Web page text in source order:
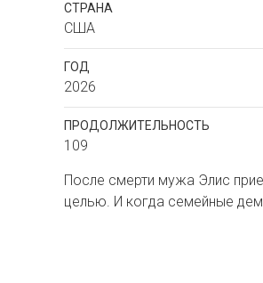
СТРАНА
США
ГОД
2026
ПРОДОЛЖИТЕЛЬНОСТЬ
109
После смерти мужа Элис
целью. И когда семейные